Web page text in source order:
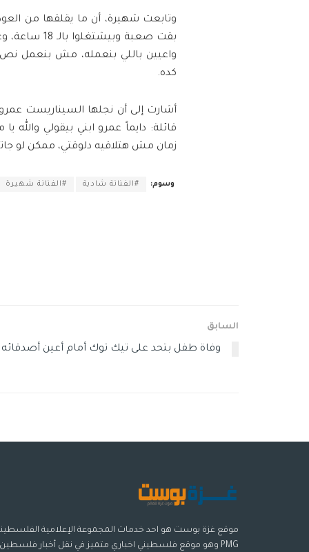
وتابعت شهيرة، أن ما يقلقها من
واعيين باللي بنعمله، مش بنعمل نص
كده.
أشارت إلى أن نجلها السيناريست
قائلة: دايماً عمرو ابني بيقولي والله
زمان مش هتلاقيه دلوقتي، ممكن لو
وسوم: #الفنانة شادية #الفنانة شهيرة
السابق
وفاة طفل بتحد على تيك توك أمام أعين أصدقائه
موقع غزة بوست هو احد خدمات المجموعة الإعلامية
PMG وهو موقع فلسطيني اخباري متميز في نقل أخبار فلسطين